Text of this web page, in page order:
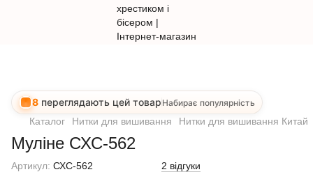
8 переглядають цей товар Набирає популярність
Каталог Нитки для вишивання Нитки для вишивання Китай
Муліне СХС-562
Артикул: СХС-562 2 відгуки